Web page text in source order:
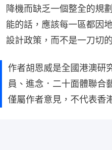
降機而缺乏一個整全的規
能的話，應該每一區都因
設計政策，而不是一刀切
作者胡恩威是全國港澳研
員、進念．二十面體聯合
僅屬作者意見，不代表香